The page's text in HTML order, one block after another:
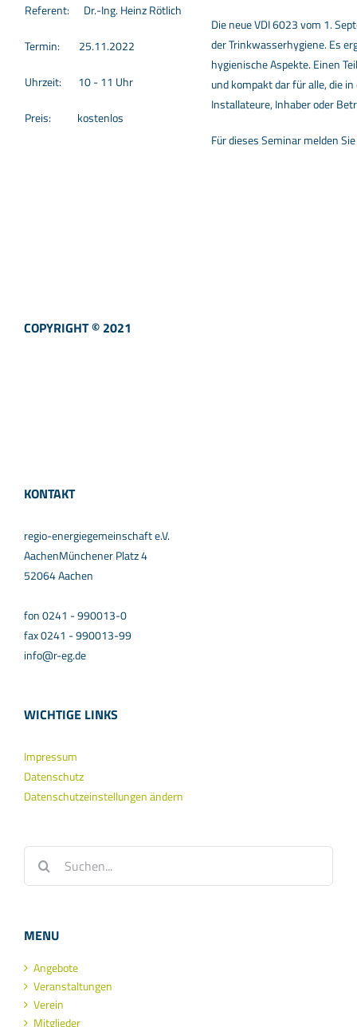
Referent: Dr.-Ing. Heinz Rötlich
Termin: 25.11.2022
Uhrzeit: 10 - 11 Uhr
Preis: kostenlos
Die neue VDI 6023 vom 1.
der Trinkwasserhygiene. Es
hygienische Aspekte. Einen
und kompakt dar für alle, die
Installateure, Inhaber oder
Für dieses Seminar melden
COPYRIGHT © 2021
KONTAKT
regio-energiegemeinschaft e.V.
AachenMünchener Platz 4
52064 Aachen
fon 0241 - 990013-0
fax 0241 - 990013-99
info@r-eg.de
WICHTIGE LINKS
Impressum
Datenschutz
Datenschutzeinstellungen ändern
nach:
MENU
Angebote
Veranstaltungen
Verein
Mitglieder